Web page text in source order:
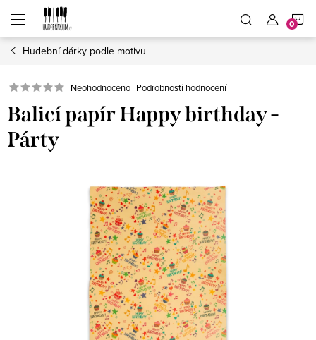
obsah
Hudební dárky podle motivu
Neohodnoceno Podrobnosti hodnocení
Balicí papír Happy birthday -
Párty